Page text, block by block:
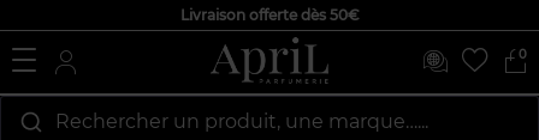
Livraison offerte dès 50€
0
Rechercher un produit, une marque…...